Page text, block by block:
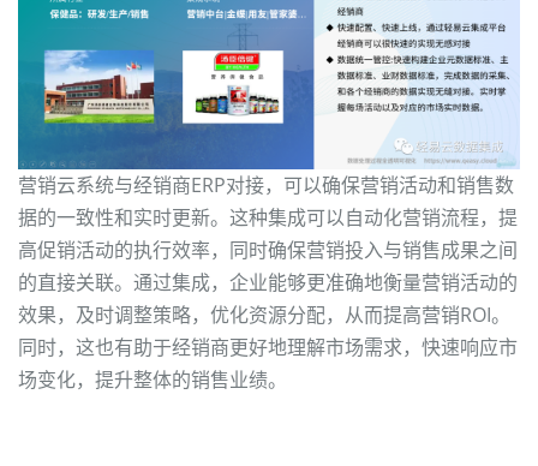
营销云系统与经销商ERP对接，可以确保营销活动和销售数
据的一致性和实时更新。这种集成可以自动化营销流程，提
高促销活动的执行效率，同时确保营销投入与销售成果之间
的直接关联。通过集成，企业能够更准确地衡量营销活动的
效果，及时调整策略，优化资源分配，从而提高营销ROI。
同时，这也有助于经销商更好地理解市场需求，快速响应市
场变化，提升整体的销售业绩。